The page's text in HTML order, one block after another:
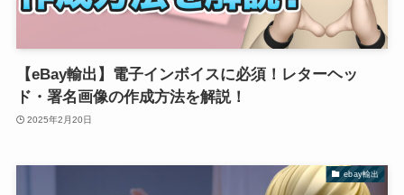
【eBay輸出】電子インボイスに必須！レターヘッ
ド・署名画像の作成方法を解説！
2025年2月20日
ebay輸出